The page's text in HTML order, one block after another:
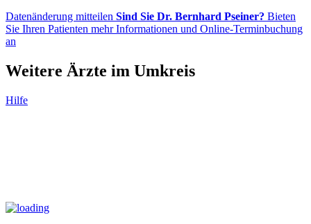
Datenänderung mitteilen Sind Sie Dr. Bernhard Pseiner? Bieten
Sie Ihren Patienten mehr Informationen und Online-Terminbuchung
an
Weitere Ärzte im Umkreis
Hilfe